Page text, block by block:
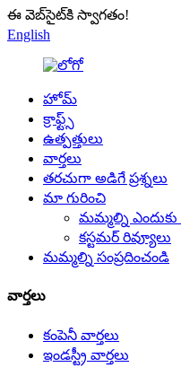
ఈ వెబ్‌సైట్‌కి స్వాగతం!
English
హోమ్
క్రాఫ్ట్స్
ఉత్పత్తులు
వార్తలు
తరచుగా అడిగే ప్రశ్నలు
మా గురించి
మమ్మల్ని ఎందుకు
కస్టమర్ రివ్యూలు
మమ్మల్ని సంప్రదించండి
వార్తలు
కంపెనీ వార్తలు
ఇండస్ట్రీ వార్తలు